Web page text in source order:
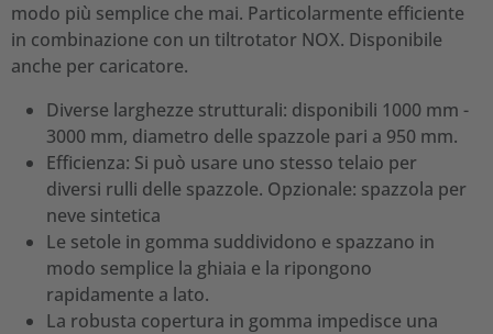
modo più semplice che mai. Particolarmente efficiente
in combinazione con un tiltrotator NOX. Disponibile
anche per caricatore.
Diverse larghezze strutturali: disponibili 1000 mm -
3000 mm, diametro delle spazzole pari a 950 mm.
Efficienza: Si può usare uno stesso telaio per
diversi rulli delle spazzole. Opzionale: spazzola per
neve sintetica
Le setole in gomma suddividono e spazzano in
modo semplice la ghiaia e la ripongono
rapidamente a lato.
La robusta copertura in gomma impedisce una